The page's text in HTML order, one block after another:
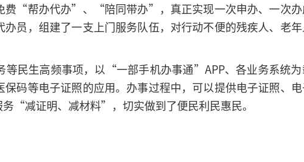
“帮办代办”、“陪同带办”，真正实现一次申办、一次办
员，组建了一支上门服务队伍，对行动不便的残疾人、老
等民生高频事项，以“一部手机办事通”APP、各业务系统
码等电子证照的应用。办事过程中，可以提供电子证照、
“减证明、减材料”，切实做到了便民利民惠民。